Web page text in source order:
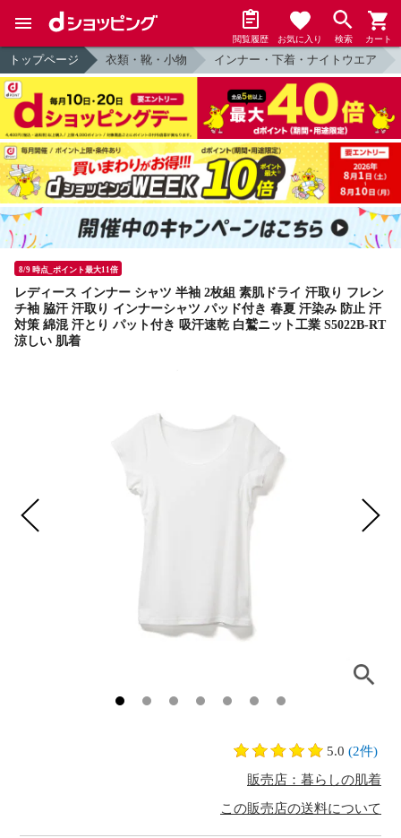
閲覧履歴 お気に入り 検索 カート
トップページ 衣類・靴・小物 インナー・下着・ナイトウエア
8/9 時点_ポイント最大11倍
レディース インナー シャツ 半袖 2枚組 素肌ドライ 汗取り フレン
チ袖 脇汗 汗取り インナーシャツ パッド付き 春夏 汗染み 防止 汗
対策 綿混 汗とり パット付き 吸汗速乾 白鷲ニット工業 S5022B-RT
涼しい 肌着
5.0 (2件)
販売店：暮らしの肌着
この販売店の送料について